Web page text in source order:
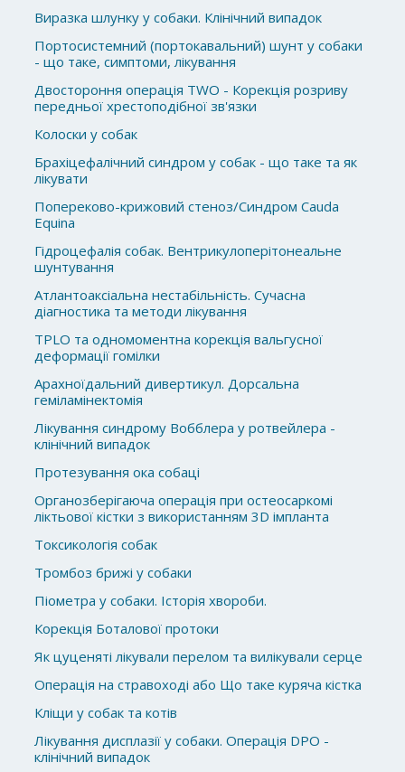
Виразка шлунку у собаки. Клінічний випадок
Портосистемний (портокавальний) шунт у собаки
- що таке, симптоми, лікування
Двостороння операція TWO - Корекція розриву
передньої хрестоподібної зв'язки
Колоски у собак
Брахіцефалічний синдром у собак - що таке та як
лікувати
Попереково-крижовий стеноз/Синдром Cauda
Equina
Гідроцефалія собак. Вентрикулоперітонеальне
шунтування
Атлантоаксіальна нестабільність. Сучасна
діагностика та методи лікування
TPLO та одномоментна корекція вальгусної
деформації гомілки
Арахноїдальний дивертикул. Дорсальна
геміламінектомія
Лікування синдрому Вобблера у ротвейлера -
клінічний випадок
Протезування ока собаці
Органозберігаюча операція при остеосаркомі
ліктьової кістки з використанням 3D імпланта
Токсикологія собак
Тромбоз брижі у собаки
Піометра у собаки. Історія хвороби.
Корекція Боталової протоки
Як цуценяті лікували перелом та вилікували серце
Операція на стравоході або Що таке куряча кістка
Кліщи у собак та котів
Лікування дисплазії у собаки. Операція DPO -
клінічний випадок